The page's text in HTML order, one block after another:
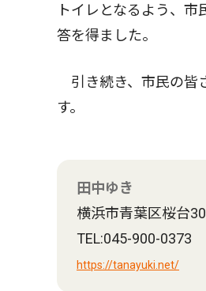
トイレとなるよう、
答を得ました。
引き続き、市民の皆
す。
田中ゆき
横浜市青葉区桜台
TEL:045-900-0373
https://tanayuki.net/